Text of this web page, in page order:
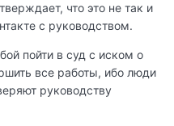
что это не так и
с руководством.
пойти в суд с иском о
все работы, ибо люди
руководству